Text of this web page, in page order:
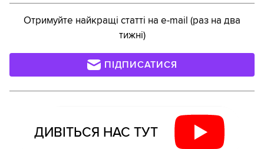
Отримуйте найкращі статті на e-mail (раз на два
тижні)
ПІДПИСАТИСЯ
ДИВІТЬСЯ НАС ТУТ